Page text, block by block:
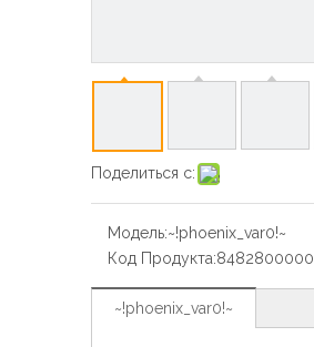
Поделиться с:
Модель:~!phoenix_var0!~
Код Продукта:8482800000
~!phoenix_var0!~